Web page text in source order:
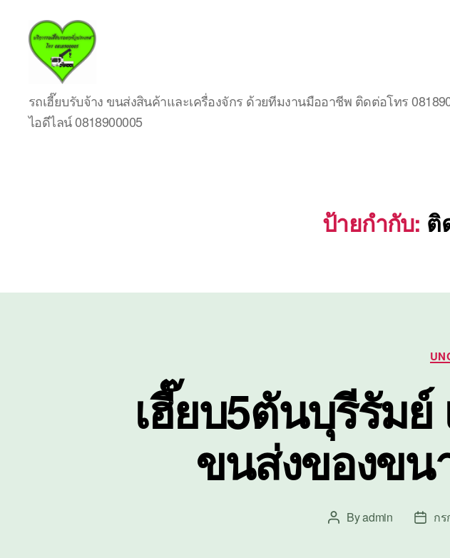
บริการ
รถ
เฮี๊ย
รถเฮี๊ยบรับจ้าง ขนส่งสินค้าและเครื่องจักร ด้วยทีมงานมืออาชีพ ติดต่อโทร
ไอดีไลน์ 0818900005
ป้ายกำกับ: ติ
เฮี๊ยบ5ตันบุรีรัม
ขนส่งของข
PostByadmin
Post
ก